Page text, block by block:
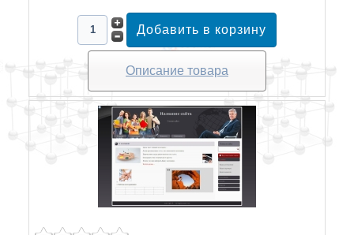
Описание товара